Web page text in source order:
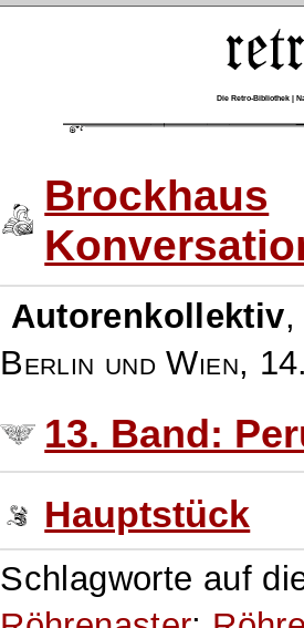
Die Retro-Bibliothek |
Brockhaus
Autorenkollektiv
Berlin und Wien,
13. Band:
Hauptstück
Schlagworte auf